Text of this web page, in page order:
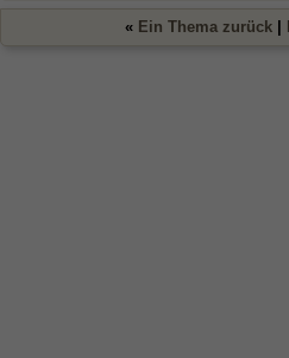
« Ein Thema zurück